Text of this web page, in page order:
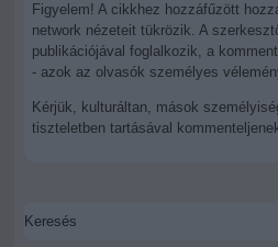
Figyelem! A cikkhez hozzáfűzött
network nézeteit tükrözik. A
publikációjával foglalkozik, a
- azok az olvasók személyes
Kérjük, kulturáltan, mások
tiszteletben tartásával